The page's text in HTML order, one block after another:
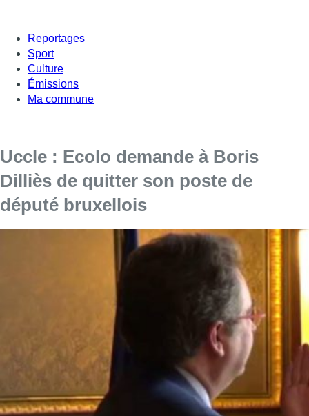
Reportages
Sport
Culture
Émissions
Ma commune
Uccle : Ecolo demande à Boris
Dilliès de quitter son poste de
député bruxellois